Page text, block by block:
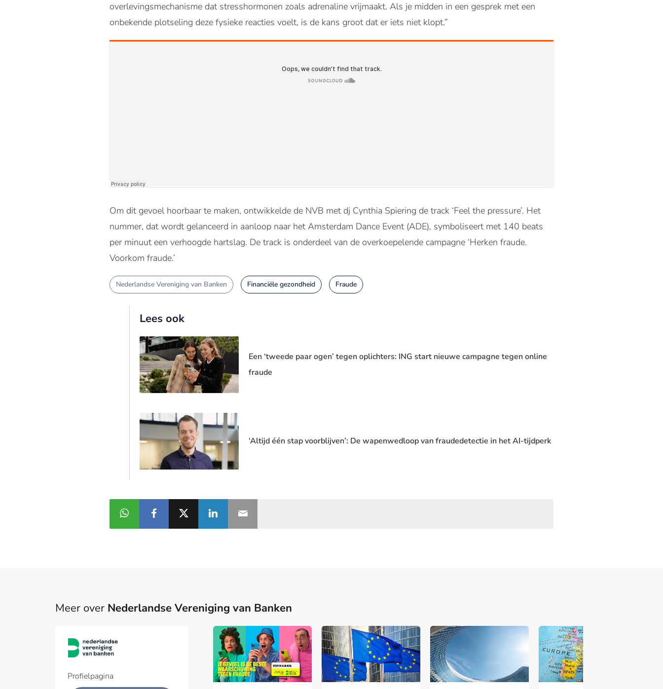
overlevingsmechanisme dat stresshormonen zoals adrenaline vrijmaakt. Als je midden in een gesprek met een
onbekende plotseling deze fysieke reacties voelt, is de kans groot dat er iets niet klopt.”
Om dit gevoel hoorbaar te maken, ontwikkelde de NVB met dj Cynthia Spiering de track ‘Feel the pressure’. Het
nummer, dat wordt gelanceerd in aanloop naar het Amsterdam Dance Event (ADE), symboliseert met 140 beats
per minuut een verhoogde hartslag. De track is onderdeel van de overkoepelende campagne ‘Herken fraude.
Voorkom fraude.’
Nederlandse Vereniging van Banken Financiële gezondheid Fraude
Lees ook
Een ‘tweede paar ogen’ tegen oplichters: ING start nieuwe campagne tegen online
fraude
‘Altijd één stap voorblijven’: De wapenwedloop van fraudedetectie in het AI-tijdperk
Meer over Nederlandse Vereniging van Banken
Profielpagina